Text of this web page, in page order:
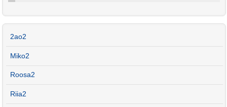
2ao2
Miko2
Roosa2
Riia2